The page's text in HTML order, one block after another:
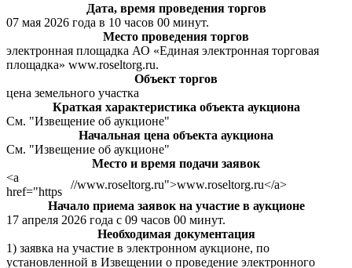
Дата, время проведения торгов
07 мая 2026 года в 10 часов 00 минут.
Место проведения торгов
электронная площадка АО «Единая электронная торговая
площадка» www.roseltorg.ru.
Объект торгов
цена земельного участка
Краткая характеристика объекта аукциона
См. "Извещение об аукционе"
Начальная цена объекта аукциона
См. "Извещение об аукционе"
Место и время подачи заявок
<a
href="https
//www.roseltorg.ru">www.roseltorg.ru</a>
Начало приема заявок на участие в аукционе
17 апреля 2026 года с 09 часов 00 минут.
Необходимая документация
1) заявка на участие в электронном аукционе, по
установленной в Извещении о проведение электронного